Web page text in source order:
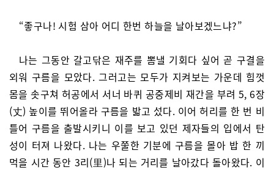
“좋구나! 시험 삼아 어디 한번 하늘을 날아보겠느냐?”
나는 그동안 갈고닦은 재주를 뽐낼 기회다 싶어 곧 구결을
외워 구름을 모았다. 그러고는 모두가 지켜보는 가운데 힘껏
몸을 솟구쳐 허공에서 서너 바퀴 공중제비 재간을 부려 5, 6장
(丈) 높이를 뛰어올라 구름을 밟고 섰다. 이어 허리를 한 번 비
틀어 구름을 출발시키니 이를 보고 있던 제자들의 입에서 탄
성이 터져 나왔다. 나는 우쭐한 기분에 구름을 몰아 밥 한 끼
먹을 시간 동안 3리(里)나 되는 거리를 날아갔다 돌아왔다. 이